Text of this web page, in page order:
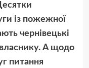
із пожежної
чернівецькі
А щодо
питання